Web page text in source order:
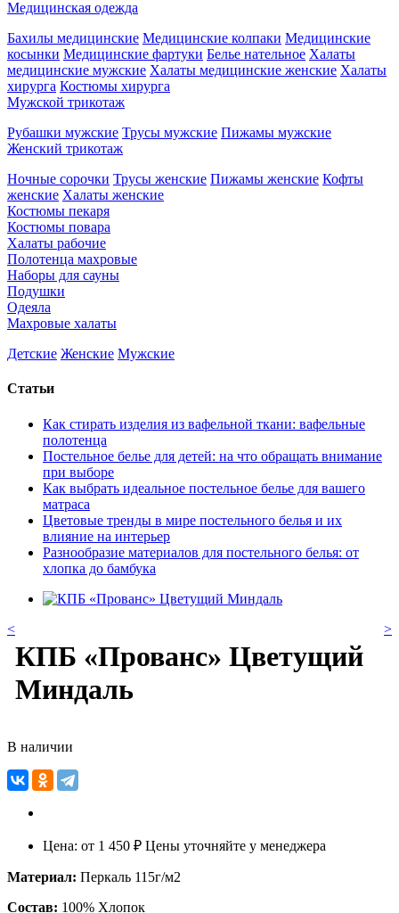
Медицинская одежда
Бахилы медицинские Медицинские колпаки Медицинские
косынки Медицинские фартуки Белье нательное Халаты
медицинские мужские Халаты медицинские женские Халаты
хирурга Костюмы хирурга
Мужской трикотаж
Рубашки мужские Трусы мужские Пижамы мужские
Женский трикотаж
Ночные сорочки Трусы женские Пижамы женские Кофты
женские Халаты женские
Костюмы пекаря
Костюмы повара
Халаты рабочие
Полотенца махровые
Наборы для сауны
Подушки
Одеяла
Махровые халаты
Детские Женские Мужские
Статьи
Как стирать изделия из вафельной ткани: вафельные
полотенца
Постельное белье для детей: на что обращать внимание
при выборе
Как выбрать идеальное постельное белье для вашего
матраса
Цветовые тренды в мире постельного белья и их
влияние на интерьер
Разнообразие материалов для постельного белья: от
хлопка до бамбука
<
КПБ «Прованс» Цветущий
Миндаль
>
В наличии
Цена: от 1 450 ₽ Цены уточняйте у менеджера
Материал: Перкаль 115г/м2
Состав: 100% Хлопок